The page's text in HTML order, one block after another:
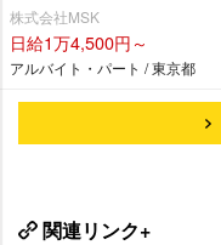
株式会社MSK
日給1万4,500円～
アルバイト・パート / 東京都
関連リンク+